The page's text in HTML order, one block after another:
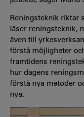
Reningsteknik riktar
läser reningsteknik,
även till
förstå möjligheter
framtidens
hur dagens
förstå nya metoder
nya.